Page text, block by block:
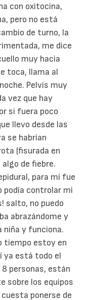
con oxitocina,
pero no está
de turno, la
me dice
muy hacia
toca, llama al
Pelvis muy
vez que hay
si fuera poco
llevo desde las
se habrían
(fisurada en
de fiebre.
para mí fue
podía controlar mi
salto, no puedo
abrazándome y
niña y funciona.
tiempo estoy en
ya está todo el
8 personas, están
sobre los equipos
cuesta ponerse de